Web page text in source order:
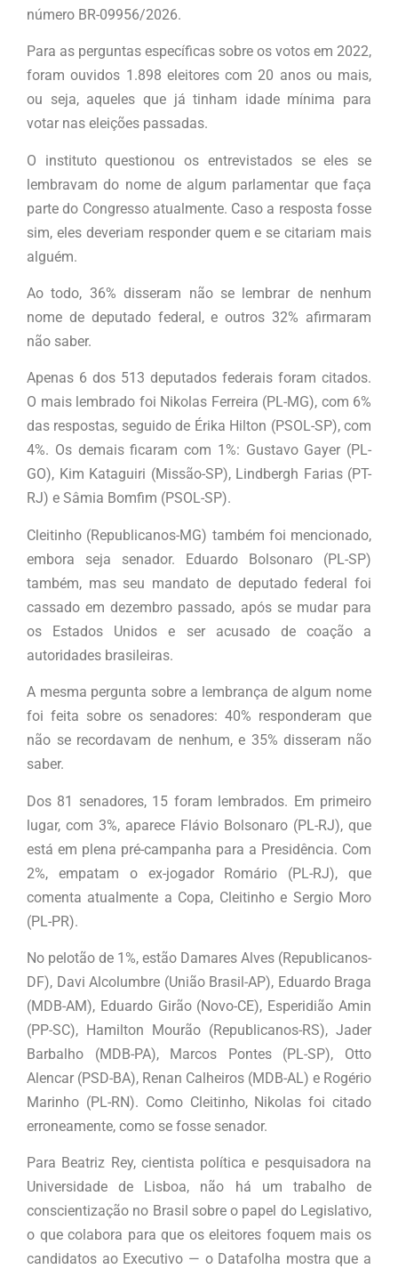
número BR-09956/2026.
Para as perguntas específicas sobre os votos em 2022,
foram ouvidos 1.898 eleitores com 20 anos ou mais,
ou seja, aqueles que já tinham idade mínima para
votar nas eleições passadas.
O instituto questionou os entrevistados se eles se
lembravam do nome de algum parlamentar que faça
parte do Congresso atualmente. Caso a resposta fosse
sim, eles deveriam responder quem e se citariam mais
alguém.
Ao todo, 36% disseram não se lembrar de nenhum
nome de deputado federal, e outros 32% afirmaram
não saber.
Apenas 6 dos 513 deputados federais foram citados.
O mais lembrado foi Nikolas Ferreira (PL-MG), com 6%
das respostas, seguido de Érika Hilton (PSOL-SP), com
4%. Os demais ficaram com 1%: Gustavo Gayer (PL-
GO), Kim Kataguiri (Missão-SP), Lindbergh Farias (PT-
RJ) e Sâmia Bomfim (PSOL-SP).
Cleitinho (Republicanos-MG) também foi mencionado,
embora seja senador. Eduardo Bolsonaro (PL-SP)
também, mas seu mandato de deputado federal foi
cassado em dezembro passado, após se mudar para
os Estados Unidos e ser acusado de coação a
autoridades brasileiras.
A mesma pergunta sobre a lembrança de algum nome
foi feita sobre os senadores: 40% responderam que
não se recordavam de nenhum, e 35% disseram não
saber.
Dos 81 senadores, 15 foram lembrados. Em primeiro
lugar, com 3%, aparece Flávio Bolsonaro (PL-RJ), que
está em plena pré-campanha para a Presidência. Com
2%, empatam o ex-jogador Romário (PL-RJ), que
comenta atualmente a Copa, Cleitinho e Sergio Moro
(PL-PR).
No pelotão de 1%, estão Damares Alves (Republicanos-
DF), Davi Alcolumbre (União Brasil-AP), Eduardo Braga
(MDB-AM), Eduardo Girão (Novo-CE), Esperidião Amin
(PP-SC), Hamilton Mourão (Republicanos-RS), Jader
Barbalho (MDB-PA), Marcos Pontes (PL-SP), Otto
Alencar (PSD-BA), Renan Calheiros (MDB-AL) e Rogério
Marinho (PL-RN). Como Cleitinho, Nikolas foi citado
erroneamente, como se fosse senador.
Para Beatriz Rey, cientista política e pesquisadora na
Universidade de Lisboa, não há um trabalho de
conscientização no Brasil sobre o papel do Legislativo,
o que colabora para que os eleitores foquem mais os
candidatos ao Executivo — o Datafolha mostra que a